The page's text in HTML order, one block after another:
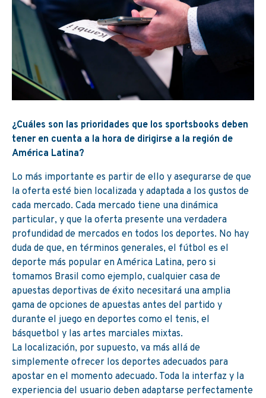
¿Cuáles son las prioridades que los sportsbooks deben
tener en cuenta a la hora de dirigirse a la región de
América Latina?
Lo más importante es partir de ello y asegurarse de que
la oferta esté bien localizada y adaptada a los gustos de
cada mercado. Cada mercado tiene una dinámica
particular, y que la oferta presente una verdadera
profundidad de mercados en todos los deportes. No hay
duda de que, en términos generales, el fútbol es el
deporte más popular en América Latina, pero si
tomamos Brasil como ejemplo, cualquier casa de
apuestas deportivas de éxito necesitará una amplia
gama de opciones de apuestas antes del partido y
durante el juego en deportes como el tenis, el
básquetbol y las artes marciales mixtas.
La localización, por supuesto, va más allá de
simplemente ofrecer los deportes adecuados para
apostar en el momento adecuado. Toda la interfaz y la
experiencia del usuario deben adaptarse perfectamente